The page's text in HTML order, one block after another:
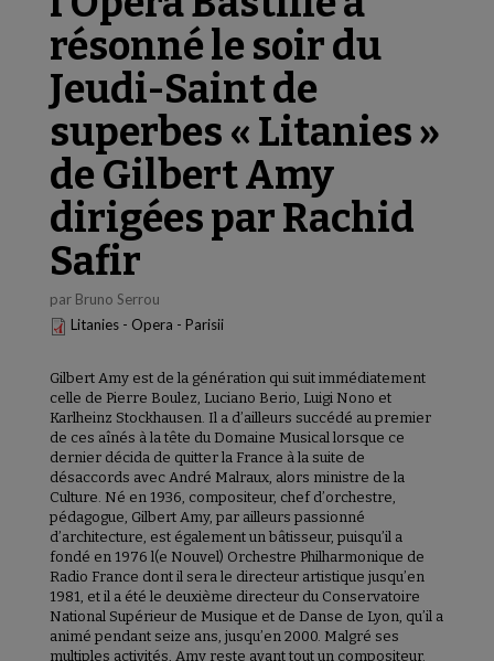
résonné le soir du
Jeudi-Saint de
superbes « Litanies »
de Gilbert Amy
dirigées par Rachid
Safir
par Bruno Serrou
Litanies - Opera - Parisii
Gilbert Amy est de la génération qui suit immédiatement
celle de Pierre Boulez, Luciano Berio, Luigi Nono et
Karlheinz Stockhausen. Il a d’ailleurs succédé au premier
de ces aînés à la tête du Domaine Musical lorsque ce
dernier décida de quitter la France à la suite de
désaccords avec André Malraux, alors ministre de la
Culture. Né en 1936, compositeur, chef d’orchestre,
pédagogue, Gilbert Amy, par ailleurs passionné
d’architecture, est également un bâtisseur, puisqu’il a
fondé en 1976 l(e Nouvel) Orchestre Philharmonique de
Radio France dont il sera le directeur artistique jusqu’en
1981, et il a été le deuxième directeur du Conservatoire
National Supérieur de Musique et de Danse de Lyon, qu’il a
animé pendant seize ans, jusqu’en 2000. Malgré ses
multiples activités, Amy reste avant tout un compositeur.